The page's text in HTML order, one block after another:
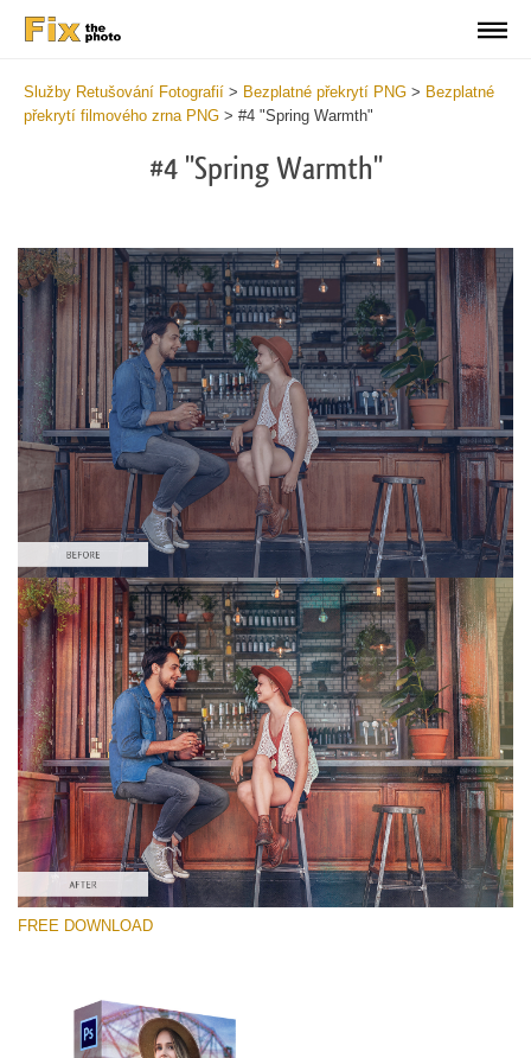
Služby Retušování Fotografií > Bezplatné překrytí PNG > Bezplatné
překrytí filmového zrna PNG > #4 "Spring Warmth"
#4 "Spring Warmth"
Prosím vyberte
Free PNG Overlay #4
Small 800*533px
Old Film
(30 Overlays)
Large 6000*4000px
Large 6000*4000px
FREE DOWNLOAD